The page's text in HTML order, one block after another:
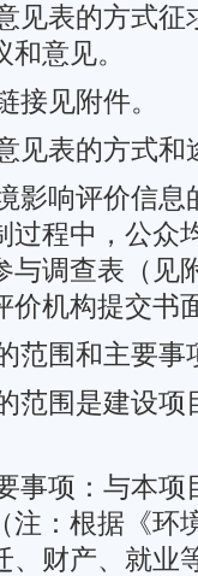
表的方式征
意见。
见附件。
表的方式和
响评价信息
过程中，公众
与调查表（见
价机构提交书
围和主要事
围是建设项
项：与本项
注：根据《环
、财产、就业